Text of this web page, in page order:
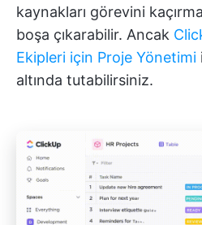
kaynakları görevini
boşa çıkarabilir. Ancak
Ekipleri için Proje Yönetimi
altında tutabilirsiniz.